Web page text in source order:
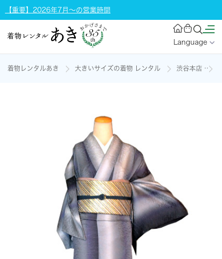
【重要】2026年7月～の営業時間
Language
着物レンタルあき 大きいサイズの着物 レンタル 渋谷本店